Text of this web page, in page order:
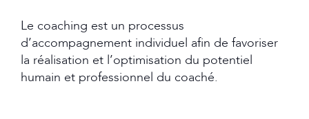
Le coaching est un processus
d’accompagnement individuel afin de favoriser
la réalisation et l’optimisation du potentiel
humain et professionnel du coaché.